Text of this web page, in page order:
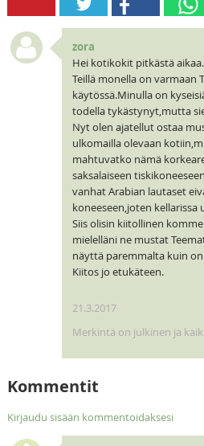
zora
Hei kotikokit pitkästä
Teillä monella on varmaan
käytössä.Minulla on
todella tykästynyt,mutta
Nyt olen ajatellut ostaa
ulkomailla olevaan
mahtuvatko nämä
saksalaiseen
vanhat Arabian lautaset
koneeseen,joten
Siis olisin kiitollinen
mielelläni ne mustat
näyttä paremmalta kuin
Kiitos jo etukäteen.
21.3.2017
Merkintä on julkinen ja
Kommentit
Kirjaudu sisään kommentoidaksesi